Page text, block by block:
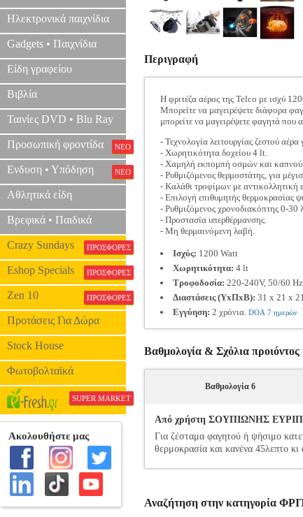
Ηλεκτρονικά παιχνίδια
Gadgets • Παιχνίδια
Είδη γραφείου
Βιβλία
Ταινίες DVD • Blu Ray
Προσωπική φροντίδα ΝΕΟ
Ενδυση • Υπόδηση ΝΕΟ
Αθλητικά είδη
Βρεφικά • Παιδικά
Crazy Sundays ΠΡΟΣΦΟΡΕΣ
Eshop Specials ΠΡΟΣΦΟΡΕΣ
Zen 10 ΠΡΟΣΦΟΡΕΣ
Προτάσεις Για Δώρα
Stock House
Φωτοβολταϊκά
SUPER MARKET
Περιγραφή
Η φριτέζα αέρος της Telco με ισχύ
Μπορείτε να μαγειρέψετε διάφορα
μπορείτε να μαγειρέψετε φαγητά που
- Τεχνολογία λειτουργίας ζεστού
- Χωρητικότητα δοχείου 4 lt.
- Χαμηλή εκπομπή οσμών και
- Ρυθμιζόμενος θερμοστάτης, για
- Καλάθι τροφίμων με αντικολλητική
- Επιλογή επιθυμητής θερμοκρασίας
- Ρυθμιζόμενος χρονοδιακόπτης 0-30
- Προστασία υπερθέρμανσης.
- Μη θερμαινόμενη λαβή.
Ισχύς: 1200 Watt
Χωρητικότητα: 4 lt
Τροφοδοσία: 220-240V, 50/60 Hz
Διαστάσεις (ΥxΠxΒ): 31 x 21 x
Εγγύηση: 2 χρόνια. DOA 7 ημερών
Βαθμολογία & Σχόλια
Βαθμολογία 6
Από χρήστη ΣΟΥΠΙΩΝΗΣ
Για ζέσταμα φαγητού ή ψήσιμο
θερμοκρασία και κανένα 45λεπτο
Αναζήτηση στην κατηγορία